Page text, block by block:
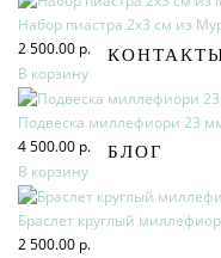
БЛОГ
Набор пиастра 2х3 см из
2 500.00 р.
В корзину
Подвеска миллефиори 23
4 500.00 р.
В корзину
Браслет круглый
2 500.00 р.